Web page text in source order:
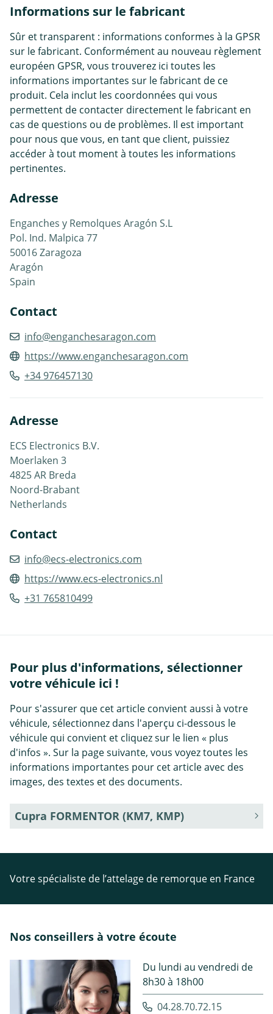
Informations sur le fabricant
Sûr et transparent : informations conformes à la GPSR
sur le fabricant. Conformément au nouveau règlement
européen GPSR, vous trouverez ici toutes les
informations importantes sur le fabricant de ce
produit. Cela inclut les coordonnées qui vous
permettent de contacter directement le fabricant en
cas de questions ou de problèmes. Il est important
pour nous que vous, en tant que client, puissiez
accéder à tout moment à toutes les informations
pertinentes.
Adresse
Enganches y Remolques Aragón S.L
Pol. Ind. Malpica 77
50016 Zaragoza
Aragón
Spain
Contact
info@enganchesaragon.com
https://www.enganchesaragon.com
+34 976457130
Adresse
ECS Electronics B.V.
Moerlaken 3
4825 AR Breda
Noord-Brabant
Netherlands
Contact
info@ecs-electronics.com
https://www.ecs-electronics.nl
+31 765810499
Pour plus d'informations, sélectionner
votre véhicule ici !
Pour s'assurer que cet article convient aussi à votre
véhicule, sélectionnez dans l'aperçu ci-dessous le
véhicule qui convient et cliquez sur le lien « plus
d'infos ». Sur la page suivante, vous voyez toutes les
informations importantes pour cet article avec des
images, des textes et des documents.
Cupra FORMENTOR (KM7, KMP)
Votre spécialiste de l’attelage de remorque en France
Nos conseillers à votre écoute
Du lundi au vendredi de
8h30 à 18h00
04.28.70.72.15